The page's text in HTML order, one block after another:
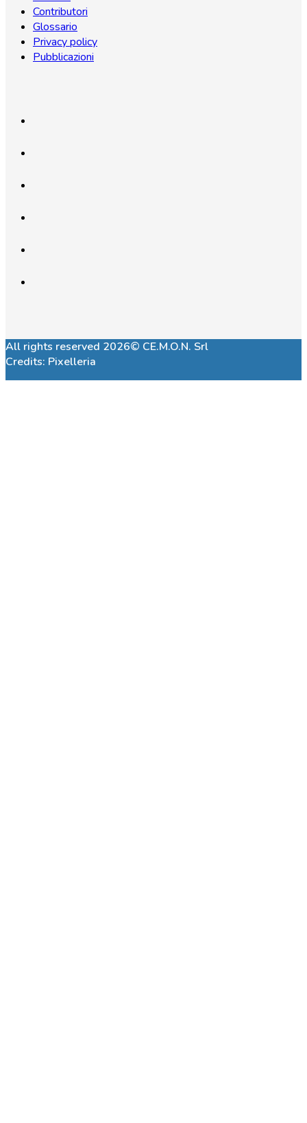
Contributori
Glossario
Privacy policy
Pubblicazioni
All rights reserved 2026© CE.M.O.N. Srl
Credits: Pixelleria